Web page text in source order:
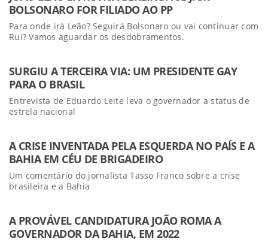
BOLSONARO FOR FILIADO AO PP
Para onde irá Leão? Seguirá Bolsonaro ou vai continuar com
Rui? Vamos aguardar os desdobramentos.
SURGIU A TERCEIRA VIA: UM PRESIDENTE GAY
PARA O BRASIL
Entrevista de Eduardo Leite leva o governador a status de
estrela nacional
A CRISE INVENTADA PELA ESQUERDA NO PAÍS E A
BAHIA EM CÉU DE BRIGADEIRO
Um comentário do jornalista Tasso Franco sobre a crise
brasileira e a Bahia
A PROVÁVEL CANDIDATURA JOÃO ROMA A
GOVERNADOR DA BAHIA, EM 2022